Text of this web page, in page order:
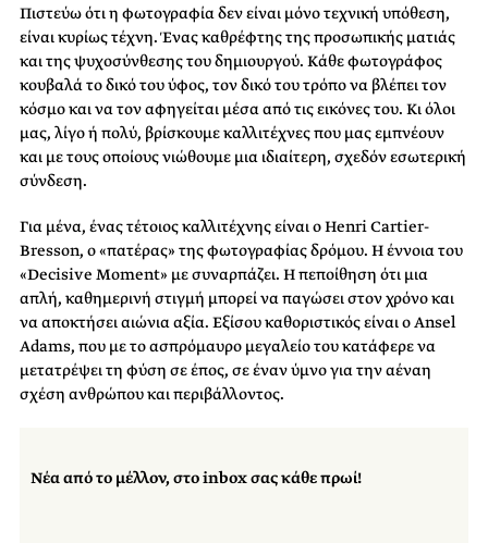
Πιστεύω ότι η φωτογραφία δεν είναι μόνο τεχνική υπόθεση,
είναι κυρίως τέχνη. Ένας καθρέφτης της προσωπικής ματιάς
και της ψυχοσύνθεσης του δημιουργού. Κάθε φωτογράφος
κουβαλά το δικό του ύφος, τον δικό του τρόπο να βλέπει τον
κόσμο και να τον αφηγείται μέσα από τις εικόνες του. Κι όλοι
μας, λίγο ή πολύ, βρίσκουμε καλλιτέχνες που μας εμπνέουν
και με τους οποίους νιώθουμε μια ιδιαίτερη, σχεδόν εσωτερική
σύνδεση.
Για μένα, ένας τέτοιος καλλιτέχνης είναι ο Henri Cartier-
Bresson, ο «πατέρας» της φωτογραφίας δρόμου. Η έννοια του
«Decisive Moment» με συναρπάζει. Η πεποίθηση ότι μια
απλή, καθημερινή στιγμή μπορεί να παγώσει στον χρόνο και
να αποκτήσει αιώνια αξία. Εξίσου καθοριστικός είναι ο Ansel
Adams, που με το ασπρόμαυρο μεγαλείο του κατάφερε να
μετατρέψει τη φύση σε έπος, σε έναν ύμνο για την αέναη
σχέση ανθρώπου και περιβάλλοντος.
Νέα από το μέλλον, στο inbox σας κάθε πρωί!